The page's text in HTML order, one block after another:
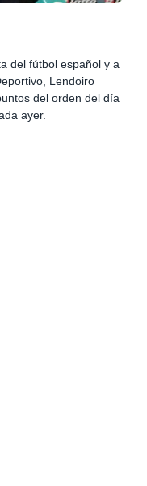
del fútbol español y a
Lendoiro
del orden del día
ayer.